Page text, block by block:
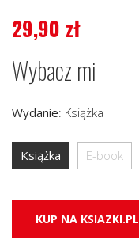
29,90 zł
Wybacz mi
Wydanie: Książka
Książka E-book
KUP NA KSIAZKI.PL